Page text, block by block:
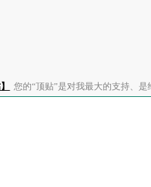
您的“顶贴”是对我最大的支持、